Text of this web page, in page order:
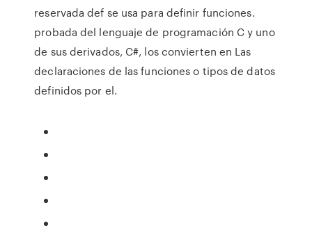
reservada def se usa para definir funciones.
probada del lenguaje de programación C y uno
de sus derivados, C#, los convierten en Las
declaraciones de las funciones o tipos de datos
definidos por el.